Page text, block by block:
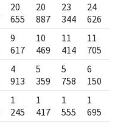
20
655
20
887
23
344
24
626
9
617
10
469
11
414
11
705
4
913
5
359
5
758
6
150
1
245
1
417
1
555
1
695